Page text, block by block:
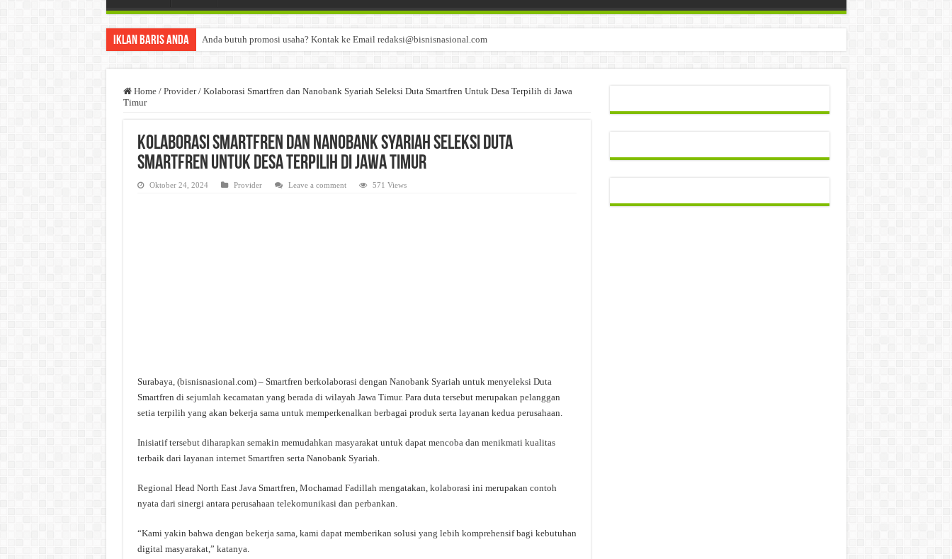
Iklan Baris Anda Anda butuh promosi usaha? Kontak ke Email redaksi@bisnisnasional.com
Home / Provider / Kolaborasi Smartfren dan Nanobank Syariah Seleksi Duta Smartfren Untuk Desa Terpilih di Jawa
Timur
Kolaborasi Smartfren dan Nanobank Syariah Seleksi Duta
Smartfren Untuk Desa Terpilih di Jawa Timur
Oktober 24, 2024 Provider Leave a comment 571 Views
Surabaya, (bisnisnasional.com) – Smartfren berkolaborasi dengan Nanobank Syariah untuk menyeleksi Duta
Smartfren di sejumlah kecamatan yang berada di wilayah Jawa Timur. Para duta tersebut merupakan pelanggan
setia terpilih yang akan bekerja sama untuk memperkenalkan berbagai produk serta layanan kedua perusahaan.
Inisiatif tersebut diharapkan semakin memudahkan masyarakat untuk dapat mencoba dan menikmati kualitas
terbaik dari layanan internet Smartfren serta Nanobank Syariah.
Regional Head North East Java Smartfren, Mochamad Fadillah mengatakan, kolaborasi ini merupakan contoh
nyata dari sinergi antara perusahaan telekomunikasi dan perbankan.
“Kami yakin bahwa dengan bekerja sama, kami dapat memberikan solusi yang lebih komprehensif bagi kebutuhan
digital masyarakat,” katanya.